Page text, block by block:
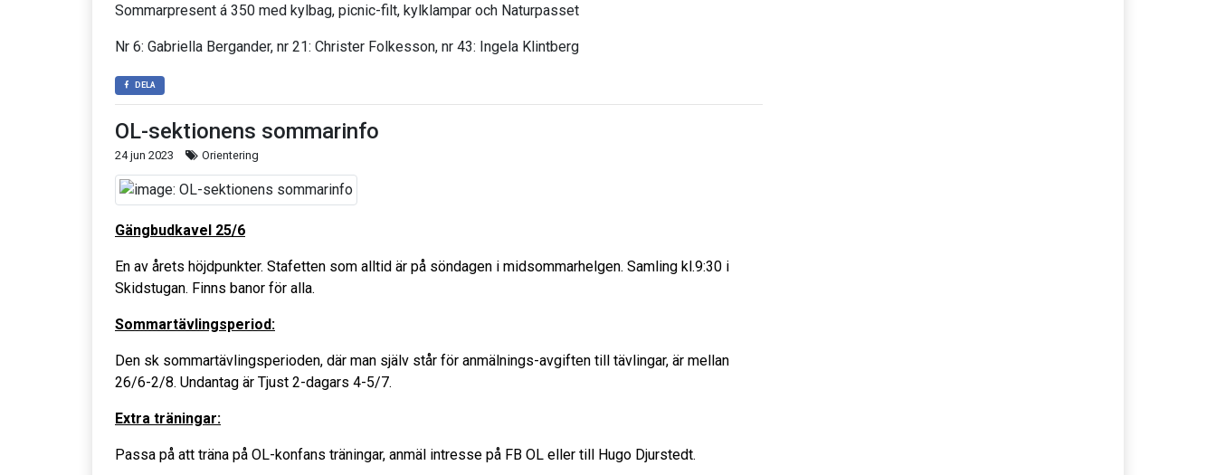
Sommarpresent á 350 med kylbag, picnic-filt, kylklampar och Naturpasset
Nr 6: Gabriella Bergander, nr 21: Christer Folkesson, nr 43: Ingela Klintberg
DELA
OL-sektionens sommarinfo
24 jun 2023 Orientering
Gängbudkavel 25/6
En av årets höjdpunkter. Stafetten som alltid är på söndagen i midsommarhelgen. Samling kl.9:30 i
Skidstugan. Finns banor för alla.
Sommartävlingsperiod:
Den sk sommartävlingsperioden, där man själv står för anmälnings-avgiften till tävlingar, är mellan
26/6-2/8. Undantag är Tjust 2-dagars 4-5/7.
Extra träningar:
Passa på att träna på OL-konfans träningar, anmäl intresse på FB OL eller till Hugo Djurstedt.